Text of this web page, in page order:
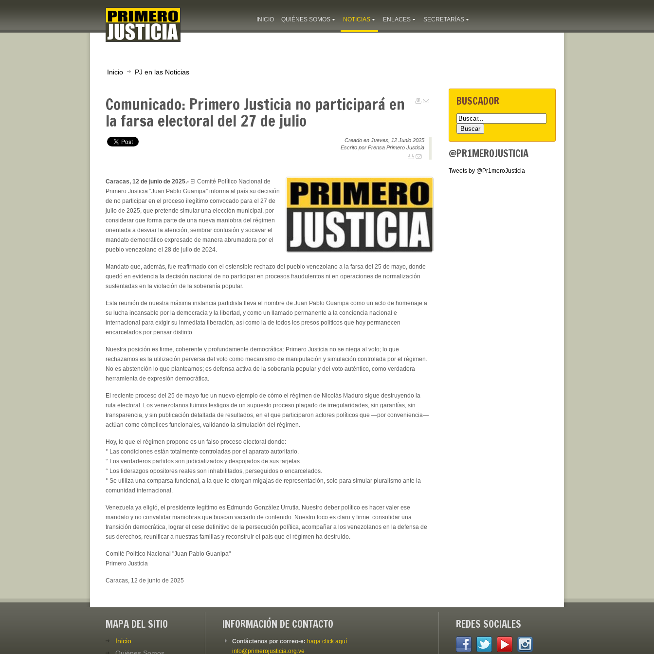
INICIO QUIÉNES SOMOS NOTICIAS ENLACES SECRETARÍAS
Inicio PJ en las Noticias
Comunicado: Primero Justicia no participará en
la farsa electoral del 27 de julio
Creado en Jueves, 12 Junio 2025
Escrito por Prensa Primero Justicia
Caracas, 12 de junio de 2025.- El Comité Político Nacional de
Primero Justicia “Juan Pablo Guanipa” informa al país su decisión
de no participar en el proceso ilegítimo convocado para el 27 de
julio de 2025, que pretende simular una elección municipal, por
considerar que forma parte de una nueva maniobra del régimen
orientada a desviar la atención, sembrar confusión y socavar el
mandato democrático expresado de manera abrumadora por el
pueblo venezolano el 28 de julio de 2024.
Mandato que, además, fue reafirmado con el ostensible rechazo del pueblo venezolano a la farsa del 25 de mayo, donde
quedó en evidencia la decisión nacional de no participar en procesos fraudulentos ni en operaciones de normalización
sustentadas en la violación de la soberanía popular.
Esta reunión de nuestra máxima instancia partidista lleva el nombre de Juan Pablo Guanipa como un acto de homenaje a
su lucha incansable por la democracia y la libertad, y como un llamado permanente a la conciencia nacional e
internacional para exigir su inmediata liberación, así como la de todos los presos políticos que hoy permanecen
encarcelados por pensar distinto.
Nuestra posición es firme, coherente y profundamente democrática: Primero Justicia no se niega al voto; lo que
rechazamos es la utilización perversa del voto como mecanismo de manipulación y simulación controlada por el régimen.
No es abstención lo que planteamos; es defensa activa de la soberanía popular y del voto auténtico, como verdadera
herramienta de expresión democrática.
El reciente proceso del 25 de mayo fue un nuevo ejemplo de cómo el régimen de Nicolás Maduro sigue destruyendo la
ruta electoral. Los venezolanos fuimos testigos de un supuesto proceso plagado de irregularidades, sin garantías, sin
transparencia, y sin publicación detallada de resultados, en el que participaron actores políticos que —por conveniencia—
actúan como cómplices funcionales, validando la simulación del régimen.
Hoy, lo que el régimen propone es un falso proceso electoral donde:
° Las condiciones están totalmente controladas por el aparato autoritario.
° Los verdaderos partidos son judicializados y despojados de sus tarjetas.
° Los liderazgos opositores reales son inhabilitados, perseguidos o encarcelados.
° Se utiliza una comparsa funcional, a la que le otorgan migajas de representación, solo para simular pluralismo ante la
comunidad internacional.
Venezuela ya eligió, el presidente legítimo es Edmundo González Urrutia. Nuestro deber político es hacer valer ese
mandato y no convalidar maniobras que buscan vaciarlo de contenido. Nuestro foco es claro y firme: consolidar una
transición democrática, lograr el cese definitivo de la persecución política, acompañar a los venezolanos en la defensa de
sus derechos, reunificar a nuestras familias y reconstruir el país que el régimen ha destruido.
Comité Político Nacional "Juan Pablo Guanipa"
Primero Justicia
Caracas, 12 de junio de 2025
BUSCADOR
@PR1MEROJUSTICIA
Tweets by @Pr1meroJusticia
MAPA DEL SITIO
Inicio
INFORMACIÓN DE CONTACTO
Contáctenos por correo-e: haga click aquí
info@primerojusticia.org.ve
REDES SOCIALES